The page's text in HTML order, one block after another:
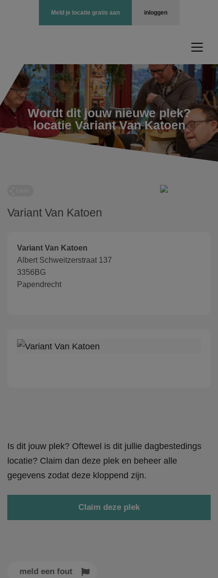
inloggen
Meld je locatie gratis aan
Wordt dit jouw nieuwe plek?
locatie Variant Van Katoen
Variant Van Katoen
Variant Van Katoen
Albert Schweitzerstraat 137
3356BG
Papendrecht
Is dit jouw plek? Oftewel is dit jullie dagbestedings
locatie? Claim dan deze plek en beheer alle
gegevens zodat deze kloppend zijn.
Claim deze plek
meld een fout